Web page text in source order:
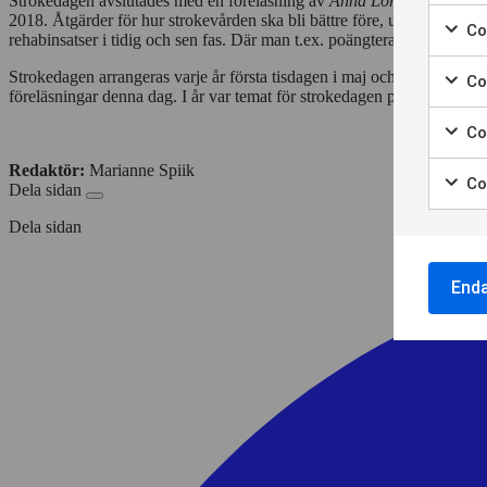
2018. Åtgärder för hur strokevården ska bli bättre före, under och
rehabinsatser i tidig och sen fas. Där man t.ex. poängterar vikten av
Strokedagen arrangeras varje år första tisdagen i maj och sedan ett
föreläsningar denna dag. I år var temat för strokedagen prevention
Redaktör: Marianne Spiik
Dela sidan
Dela sidan
för
till
av
för
till
av
för
för
till
för
för
av
för
till